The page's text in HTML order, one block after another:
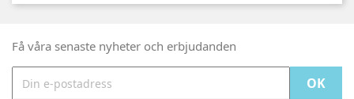
Få våra senaste nyheter och erbjudanden